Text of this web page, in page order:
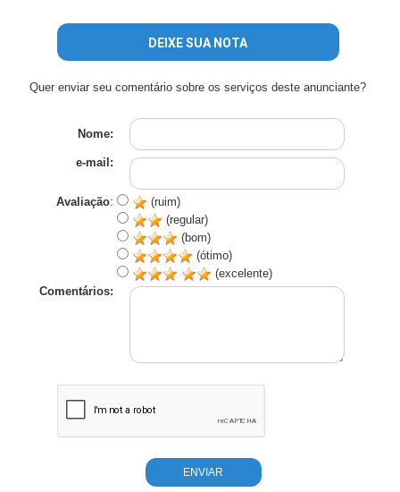
DEIXE SUA NOTA
Quer enviar seu comentário sobre os serviços deste anunciante?
Nome:
e-mail:
Avaliação:
(ruim)
(regular)
(bom)
(ótimo)
(excelente)
Comentários: